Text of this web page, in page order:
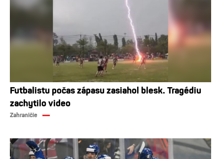
Futbalistu počas zápasu zasiahol blesk. Tragédiu
zachytilo video
Zahraničie